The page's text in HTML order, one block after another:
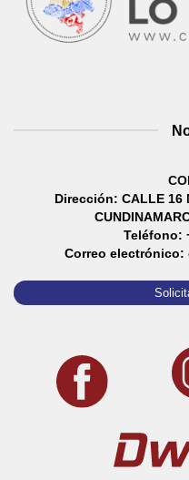
Dirección: CALLE 16
Teléfono:
Correo electrónico: